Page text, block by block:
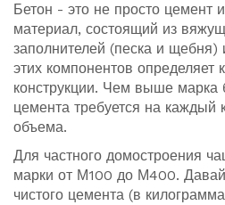
Бетон - это не просто цемент
материал, состоящий из
заполнителей (песка и
этих компонентов определяет
конструкции. Чем выше марка
цемента требуется на каждый
объема.
Для частного домостроения
марки от М100 до М400.
чистого цемента (в